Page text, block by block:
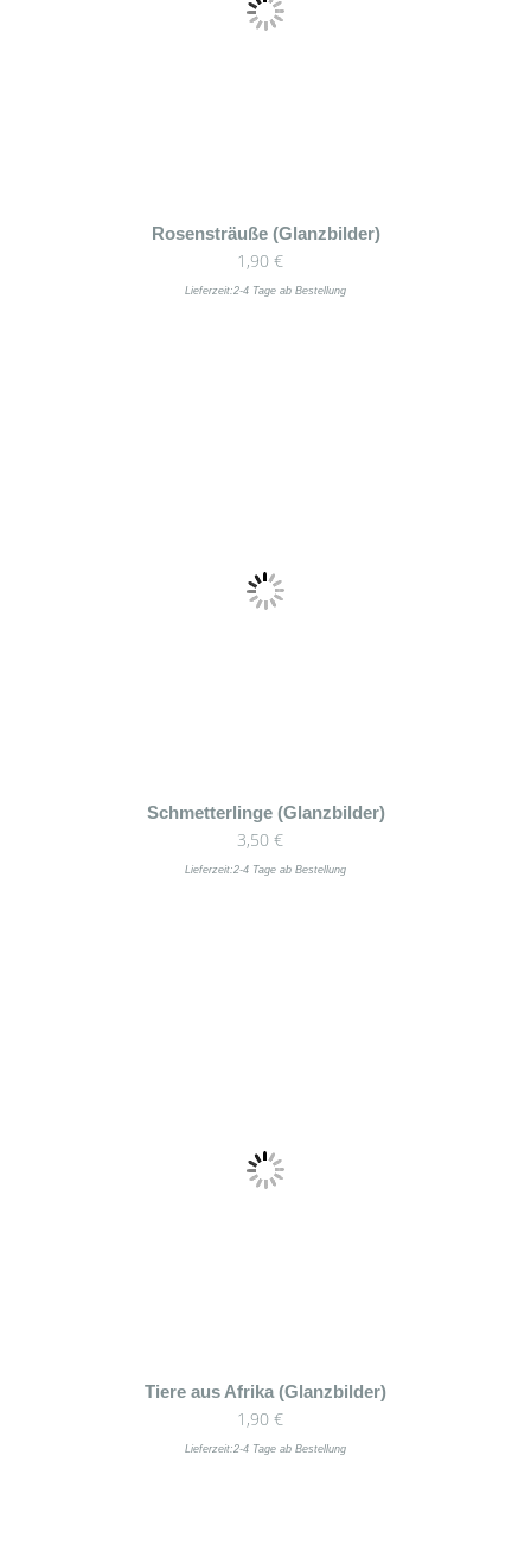
Rosensträuße (Glanzbilder)
1,90 €
Lieferzeit:2-4 Tage ab Bestellung
Schmetterlinge (Glanzbilder)
3,50 €
Lieferzeit:2-4 Tage ab Bestellung
Tiere aus Afrika (Glanzbilder)
1,90 €
Lieferzeit:2-4 Tage ab Bestellung